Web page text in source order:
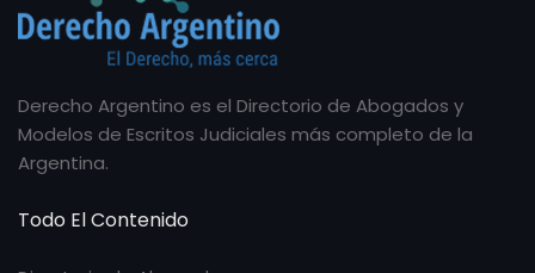
Derecho Argentino es el Directorio de Abogados y
Modelos de Escritos Judiciales más completo de la
Argentina.
Todo El Contenido